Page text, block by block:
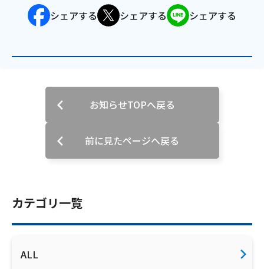
サイトマップ
安全・安心マーク
安全・安心ガイド
放送番組審議会議事録
ご利用約款・重要事項説明書
カテゴリ一覧
ALL
シェアする シェアする シェアする
お知らせTOPへ戻る
前に見たページへ戻る